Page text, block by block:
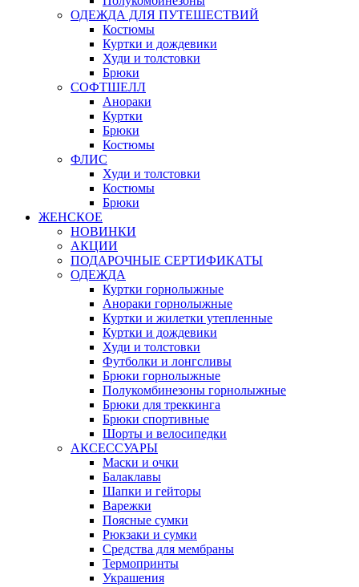
ОДЕЖДА ДЛЯ ПУТЕШЕСТВИЙ
Костюмы
Куртки и дождевики
Худи и толстовки
Брюки
СОФТШЕЛЛ
Анораки
Куртки
Брюки
Костюмы
ФЛИС
Худи и толстовки
Костюмы
Брюки
ЖЕНСКОЕ
НОВИНКИ
АКЦИИ
ПОДАРОЧНЫЕ СЕРТИФИКАТЫ
ОДЕЖДА
Куртки горнолыжные
Анораки горнолыжные
Куртки и жилетки утепленные
Куртки и дождевики
Худи и толстовки
Футболки и лонгсливы
Брюки горнолыжные
Полукомбинезоны горнолыжные
Брюки для треккинга
Брюки спортивные
Шорты и велосипедки
АКСЕССУАРЫ
Маски и очки
Балаклавы
Шапки и гейторы
Варежки
Поясные сумки
Рюкзаки и сумки
Средства для мембраны
Термопринты
Украшения